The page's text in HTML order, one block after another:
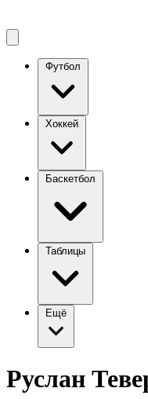
Футбол
Хоккей
Баскетбол
Таблицы
Ещё
Руслан